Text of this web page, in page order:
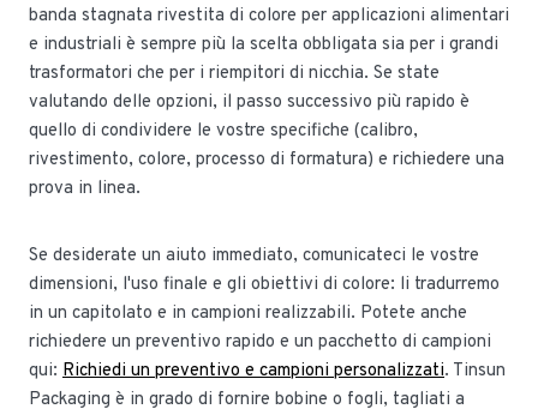
banda stagnata rivestita di colore per applicazioni alimentari
e industriali è sempre più la scelta obbligata sia per i grandi
trasformatori che per i riempitori di nicchia. Se state
valutando delle opzioni, il passo successivo più rapido è
quello di condividere le vostre specifiche (calibro,
rivestimento, colore, processo di formatura) e richiedere una
prova in linea.
Se desiderate un aiuto immediato, comunicateci le vostre
dimensioni, l'uso finale e gli obiettivi di colore: li tradurremo
in un capitolato e in campioni realizzabili. Potete anche
richiedere un preventivo rapido e un pacchetto di campioni
qui: Richiedi un preventivo e campioni personalizzati. Tinsun
Packaging è in grado di fornire bobine o fogli, tagliati a